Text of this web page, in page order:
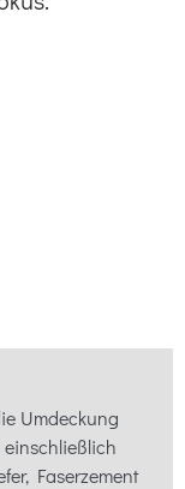
Umdeckung
Faserzement